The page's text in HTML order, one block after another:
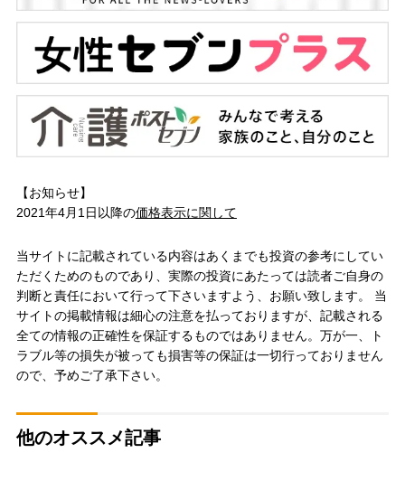
【お知らせ】
2021年4月1日以降の価格表示に関して
当サイトに記載されている内容はあくまでも投資の参考にしてい
ただくためのものであり、実際の投資にあたっては読者ご自身の
判断と責任において行って下さいますよう、お願い致します。 当
サイトの掲載情報は細心の注意を払っておりますが、記載される
全ての情報の正確性を保証するものではありません。万が一、ト
ラブル等の損失が被っても損害等の保証は一切行っておりません
ので、予めご了承下さい。
他のオススメ記事